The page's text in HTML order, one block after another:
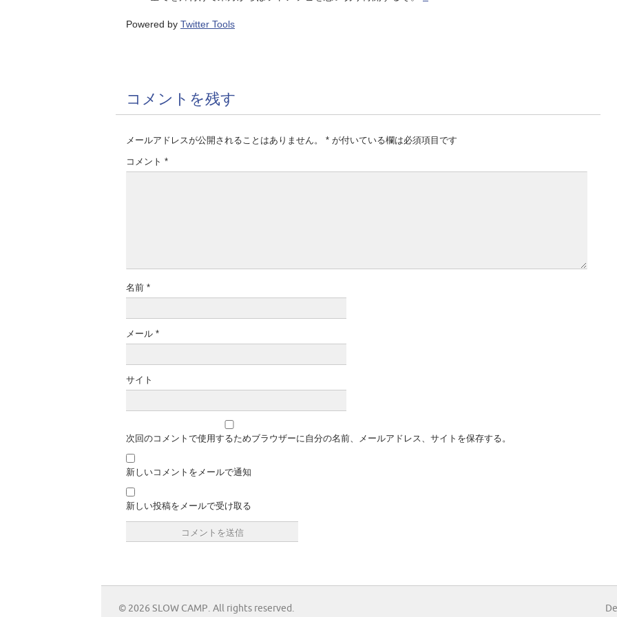
Powered by Twitter Tools
コメントを残す
メールアドレスが公開されることはありません。 * が付いている欄は必須項目です
コメント *
名前 *
メール *
サイト
次回のコメントで使用するためブラウザーに自分の名前、メールアドレス、サイトを保存する。
新しいコメントをメールで通知
新しい投稿をメールで受け取る
© 2026 SLOW CAMP. All rights reserved.